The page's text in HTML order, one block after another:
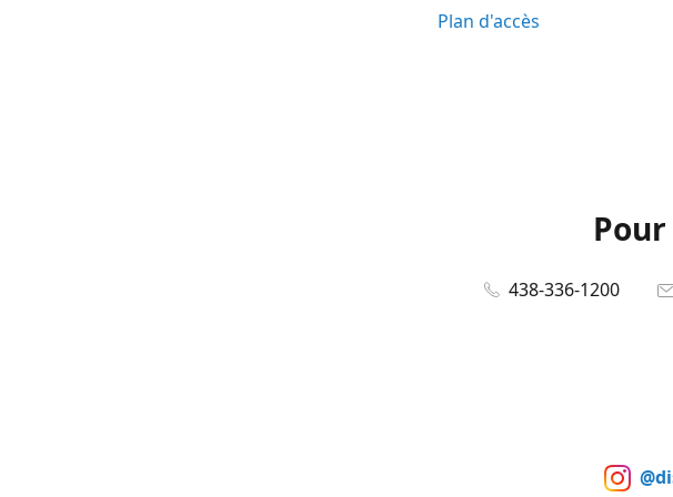
Plan d'accès
438-336-1200